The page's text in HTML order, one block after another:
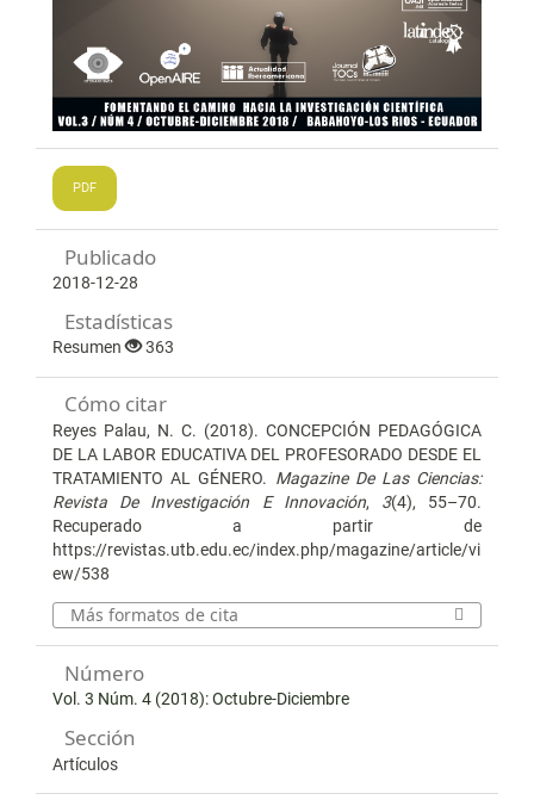
PDF
Publicado
2018-12-28
Estadísticas
Resumen 363
Cómo citar
Reyes Palau, N. C. (2018). CONCEPCIÓN PEDAGÓGICA
DE LA LABOR EDUCATIVA DEL PROFESORADO DESDE EL
TRATAMIENTO AL GÉNERO. Magazine De Las Ciencias:
Revista De Investigación E Innovación, 3(4), 55–70.
Recuperado a partir de
https://revistas.utb.edu.ec/index.php/magazine/article/vi
ew/538
Más formatos de cita
Número
Vol. 3 Núm. 4 (2018): Octubre-Diciembre
Sección
Artículos